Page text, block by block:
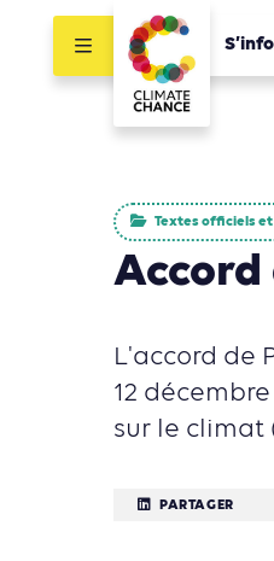
Textes officiels
L'accord de
12
sur le climat
PARTAGER